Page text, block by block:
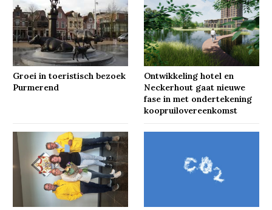
Groei in toeristisch bezoek
Purmerend
Ontwikkeling hotel en
Neckerhout gaat nieuwe
fase in met ondertekening
koopruilovereenkomst